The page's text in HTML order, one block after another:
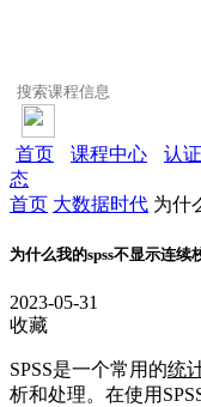
首页 课程中心 认
态
首页 大数据时代 为什
为什么我的spss不显示连续
2023-05-31
收藏
SPSS是一个常用的统
析和处理。在使用